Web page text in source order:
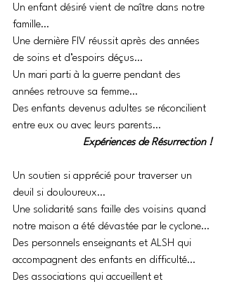
Un enfant désiré vient de naître dans notre
famille…
Une dernière FIV réussit après des années
de soins et d’espoirs déçus…
Un mari parti à la guerre pendant des
années retrouve sa femme…
Des enfants devenus adultes se réconcilient
entre eux ou avec leurs parents…
Expériences de Résurrection !
Un soutien si apprécié pour traverser un
deuil si douloureux…
Une solidarité sans faille des voisins quand
notre maison a été dévastée par le cyclone…
Des personnels enseignants et ALSH qui
accompagnent des enfants en difficulté…
Des associations qui accueillent et